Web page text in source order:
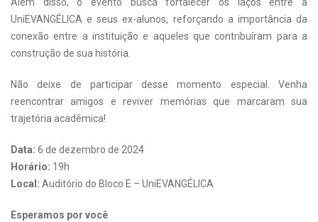
UniEVANGÉLICA e seus ex-alunos, reforçando a importância da
conexão entre a instituição e aqueles que contribuíram para a
construção de sua história.
Não deixe de participar desse momento especial. Venha
reencontrar amigos e reviver memórias que marcaram sua
trajetória acadêmica!
Data: 6 de dezembro de 2024
Horário: 19h
Local: Auditório do Bloco E – UniEVANGÉLICA
Esperamos por você